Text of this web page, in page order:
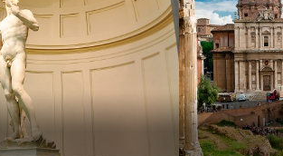
городе в то время.
нарядна и